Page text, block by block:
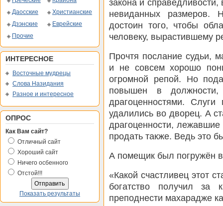
Даосские
Христианские
Дзэнские
Еврейские
Прочие
ИНТЕРЕСНОЕ
Восточные мудрецы
Слова Назидания
Разное и интересное
ОПРОС
Как Вам сайт?
Отличный сайт
Хороший сайт
Ничего осбенного
Отстой!!!
Показать результаты
закона и
невиданных
достоин того, чтобы
человеку, вырастившему
Прочтя послание судьи,
и не совсем хорошо
огромной репой. Но
повышен в должности,
драгоценностями.
удалились во дворец. А
драгоценности,
продать также. Ведь это
А помещик был погружён
«Какой счастливец этот
богатство получил
преподнести махарадже